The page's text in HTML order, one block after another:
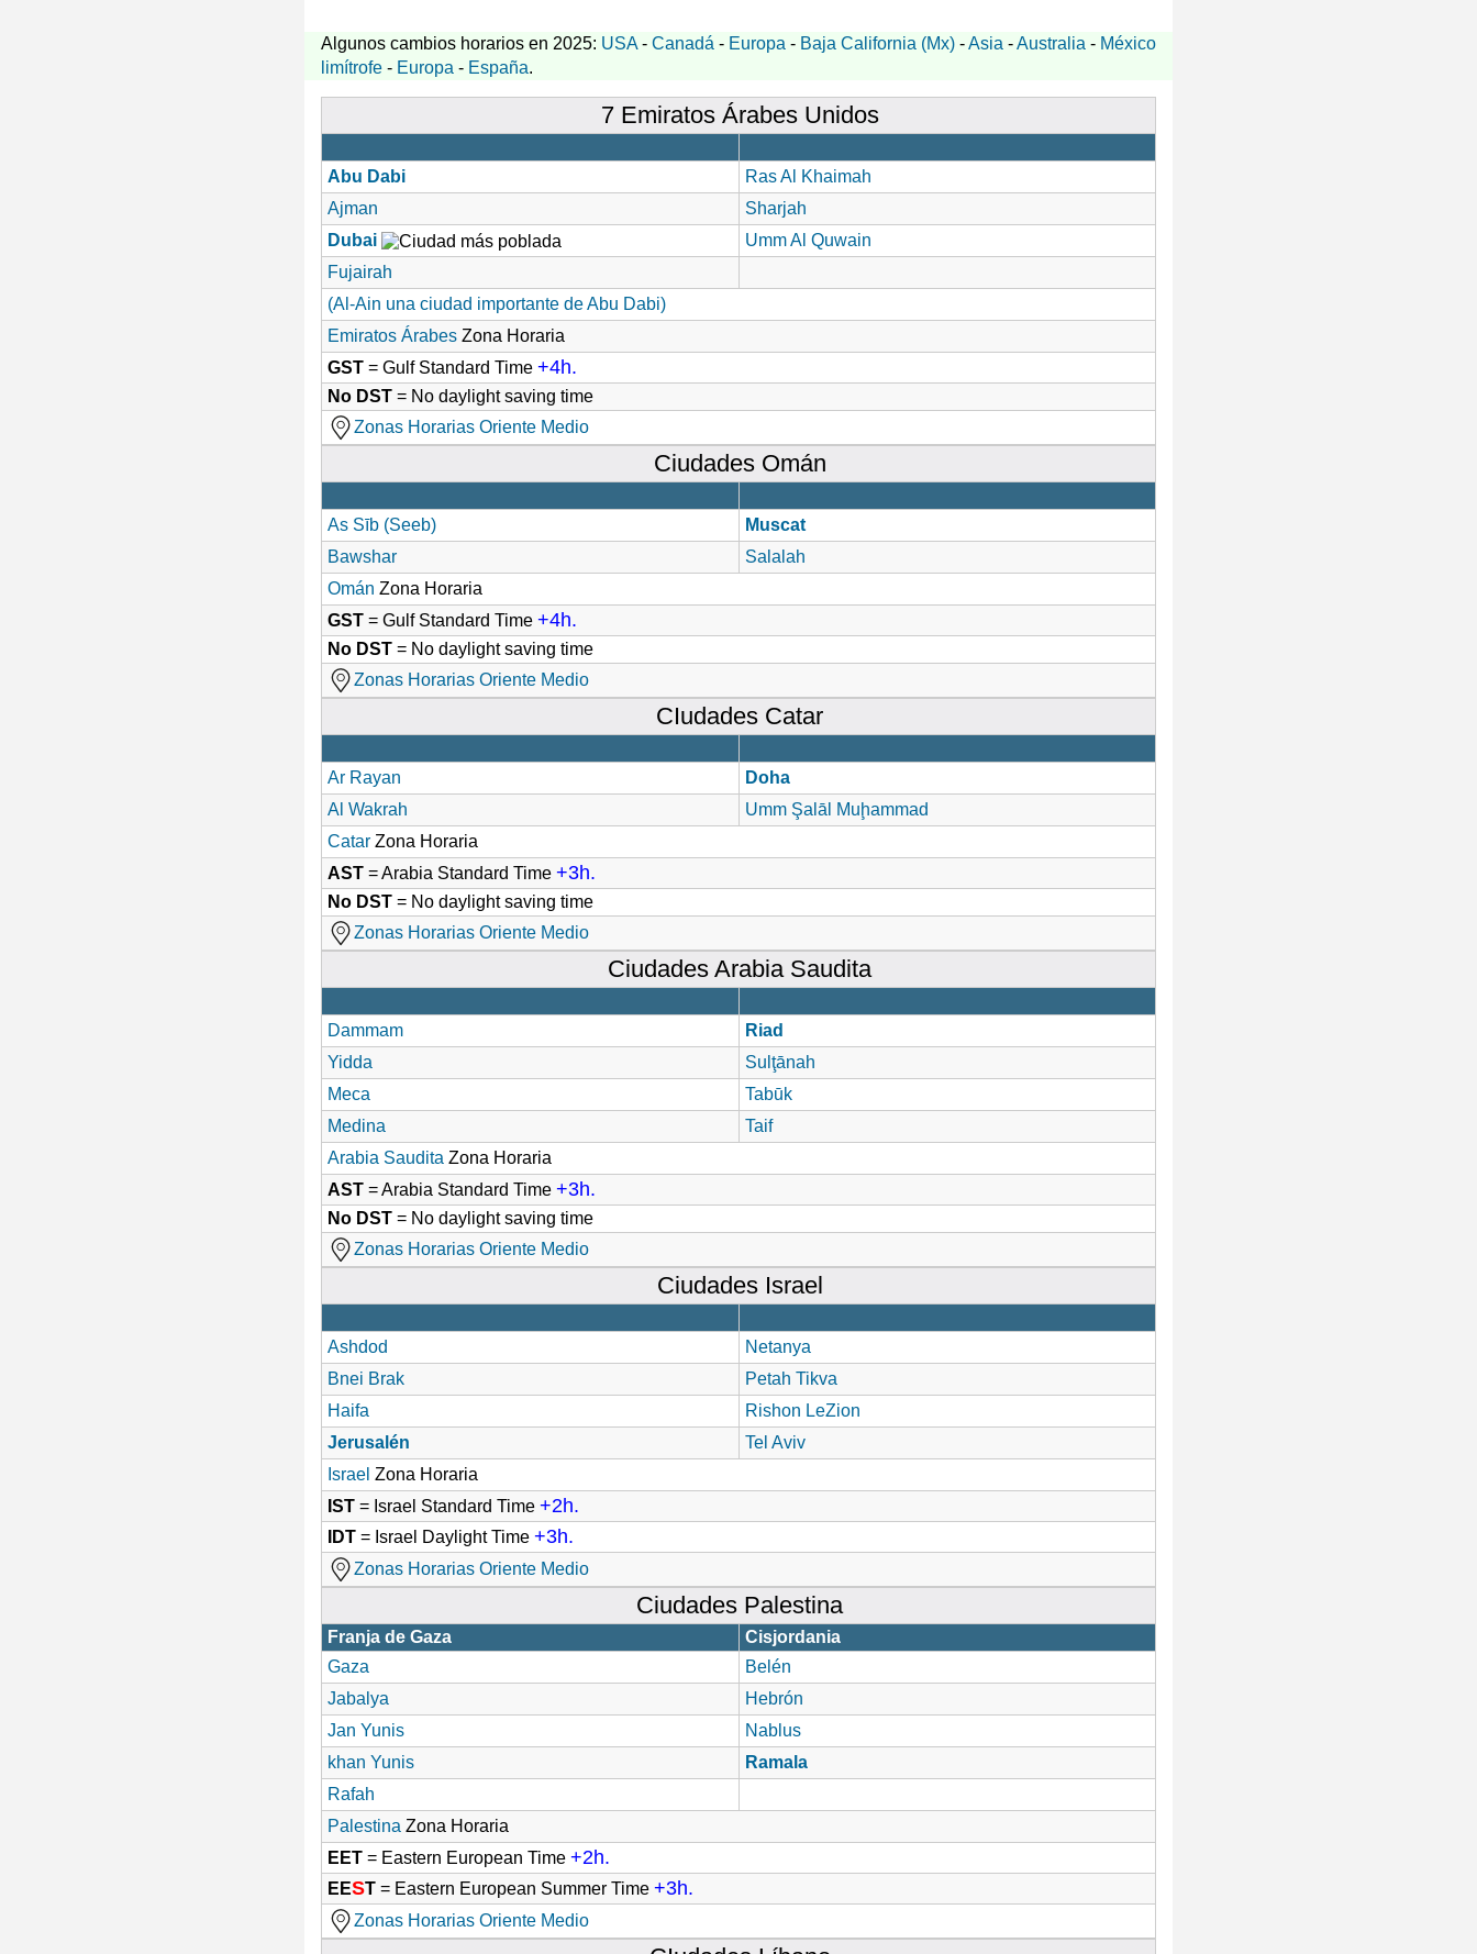
Algunos cambios horarios en 2025: USA- Canadá - Europa - Baja California (Mx) -Asia -Australia - México
limítrofe - Europa - España.
7 Emiratos Árabes Unidos
Abu Dabi
Ras Al Khaimah
Ajman
Sharjah
Dubai
Umm Al Quwain
Fujairah
(Al-Ain una ciudad importante de Abu Dabi)
Emiratos Árabes Zona Horaria
GST = Gulf Standard Time +4h.
No DST = No daylight saving time
Zonas Horarias Oriente Medio
Ciudades Omán
As Sīb (Seeb)
Muscat
Bawshar
Salalah
Omán Zona Horaria
GST = Gulf Standard Time +4h.
No DST = No daylight saving time
Zonas Horarias Oriente Medio
CIudades Catar
Ar Rayan
Doha
Al Wakrah
Umm Şalāl Muḩammad
Catar Zona Horaria
AST = Arabia Standard Time +3h.
No DST = No daylight saving time
Zonas Horarias Oriente Medio
Ciudades Arabia Saudita
Dammam
Riad
Yidda
Sulţānah
Meca
Tabūk
Medina
Taif
Arabia Saudita Zona Horaria
AST = Arabia Standard Time +3h.
No DST = No daylight saving time
Zonas Horarias Oriente Medio
Ciudades Israel
Ashdod
Netanya
Bnei Brak
Petah Tikva
Haifa
Rishon LeZion
Jerusalén
Tel Aviv
Israel Zona Horaria
IST = Israel Standard Time +2h.
IDT = Israel Daylight Time +3h.
Zonas Horarias Oriente Medio
Ciudades Palestina
Franja de Gaza
Cisjordania
Gaza
Belén
Jabalya
Hebrón
Jan Yunis
Nablus
khan Yunis
Ramala
Rafah
Palestina Zona Horaria
EET = Eastern European Time +2h.
EEST = Eastern European Summer Time +3h.
Zonas Horarias Oriente Medio